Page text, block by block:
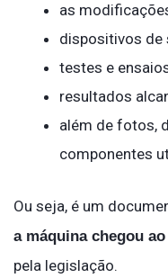
as
dispositivos de
testes e
resultados
além de fotos,
componentes
Ou seja, é um
a máquina chegou
pela legislação.